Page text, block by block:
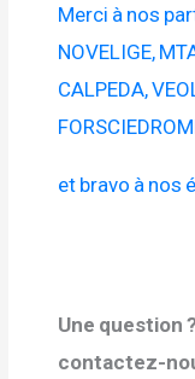
Merci à nos
NOVELIGE,
CALPEDA,
et bravo à nos
Une question
contactez-